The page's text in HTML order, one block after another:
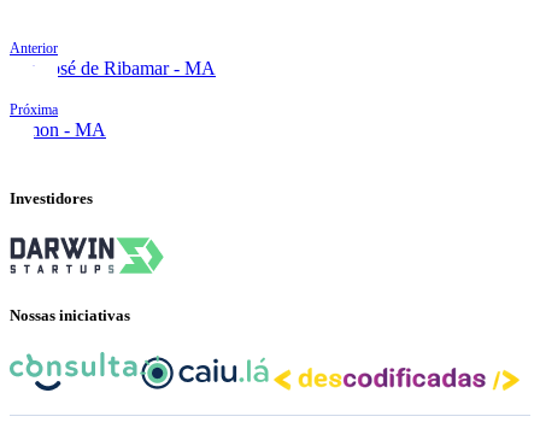
Anterior
São José de Ribamar - MA
Próxima
Timon - MA
Investidores
Nossas iniciativas